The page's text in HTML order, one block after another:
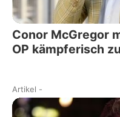
Conor McGregor
OP kämpferisch
Artikel -